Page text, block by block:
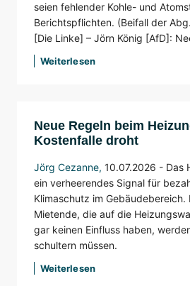
seien fehlender Kohle- und
Berichtspflichten. (Beifall der
[Die Linke] – Jörn König [AfD]:
Weiterlesen
Neue Regeln beim
Kostenfalle droht
Jörg Cezanne, 10.07.2026 - Das
ein verheerendes Signal für
Klimaschutz im Gebäudebereich.
Mietende, die auf die
gar keinen Einfluss haben,
schultern müssen.
Weiterlesen